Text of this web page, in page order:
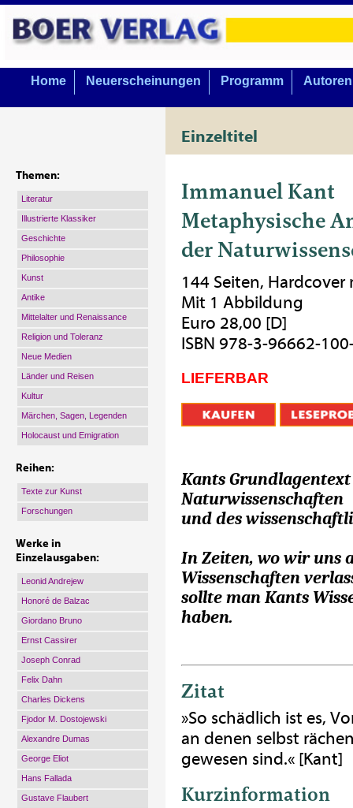
Home Neuerscheinungen Programm Autoren
Einzeltitel
Themen:
Literatur
Illustrierte Klassiker
Geschichte
Philosophie
Kunst
Antike
Mittelalter und Renaissance
Religion und Toleranz
Neue Medien
Länder und Reisen
Kultur
Märchen, Sagen, Legenden
Holocaust und Emigration
Reihen:
Texte zur Kunst
Forschungen
Werke in
Einzelausgaben:
Leonid Andrejew
Honoré de Balzac
Giordano Bruno
Ernst Cassirer
Joseph Conrad
Felix Dahn
Charles Dickens
Fjodor M. Dostojewski
Alexandre Dumas
George Eliot
Hans Fallada
Gustave Flaubert
Immanuel Kant
Metaphysische
der
144 Seiten,
Mit 1 Abbildung
Euro 28,00 [D]
ISBN 978-3-96662-
LIEFERBAR
Kants
Naturwissenschaften
und des
In Zeiten, wo wir uns
Wissenschaften
sollte man Kants
haben.
Zitat
»So schädlich ist es,
an denen selbst
gewesen sind.« [Kant]
Kurzinformation